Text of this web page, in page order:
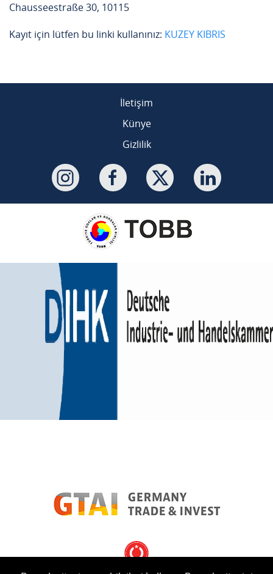
Chausseestraße 30, 10115
Kayıt için lütfen bu linki kullanınız: KUZEY KIBRIS
İletişim
Künye
Gizlilik